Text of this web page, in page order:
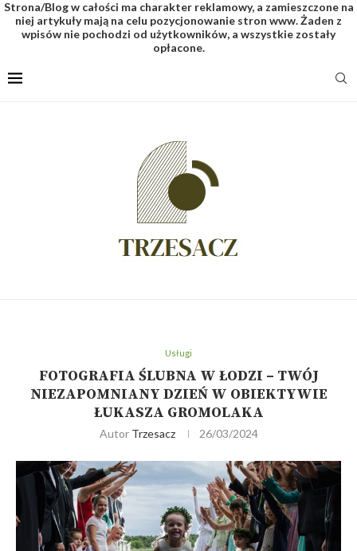
Strona/Blog w całości ma charakter reklamowy, a zamieszczone na
niej artykuły mają na celu pozycjonowanie stron www. Żaden z
wpisów nie pochodzi od użytkowników, a wszystkie zostały
opłacone.
Usługi
FOTOGRAFIA ŚLUBNA W ŁODZI – TWÓJ
NIEZAPOMNIANY DZIEŃ W OBIEKTYWIE
ŁUKASZA GROMOLAKA
Autor Trzesacz 26/03/2024